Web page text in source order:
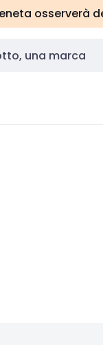
osserverà